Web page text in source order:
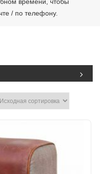
/ по телефону.